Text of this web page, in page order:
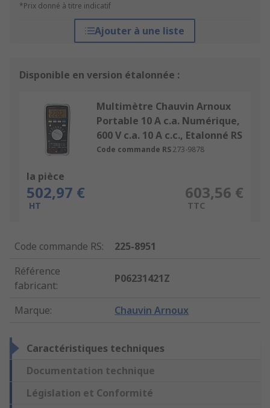
*Prix donné à titre indicatif
Ajouter à une liste
Disponible en version étalonnée :
Multimètre Chauvin Arnoux
Portable 10 A c.a. Numérique,
600 V c.a. 10 A c.c., Etalonné RS
Code commande RS273-9878
la pièce
502,97 €
HT
603,56 €
TTC
Code commande RS:
225-8951
Référence
fabricant:
P06231421Z
Marque: Chauvin Arnoux
Caractéristiques techniques
Documentation technique
Législation et Conformité